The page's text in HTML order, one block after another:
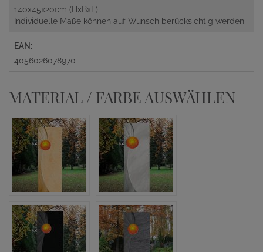
140x45x20cm (HxBxT)
Individuelle Maße können auf Wunsch berücksichtig werden
EAN:
4056026078970
MATERIAL / FARBE AUSWÄHLEN